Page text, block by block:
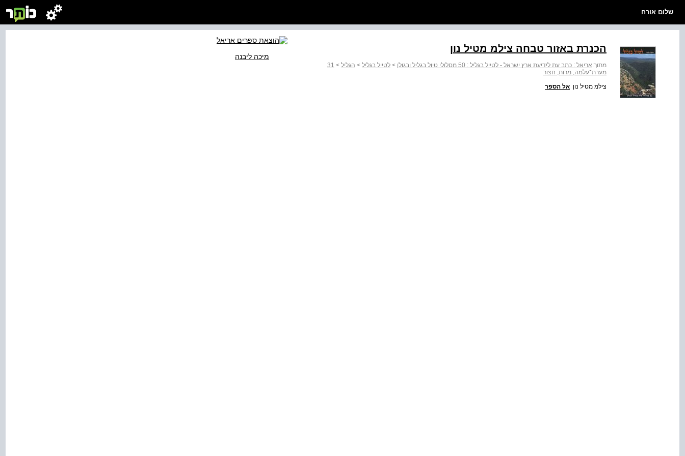
שלום אורח
הכנרת באזור טבחה צילמ מטיל נון
מתוך:אריאל : כתב עת לידיעת ארץ ישראל - לטייל בגליל : 50 מסלולי טיול בגליל ובגולן > לטייל בגליל > הגליל >
31
מערת־עלמה, מרות, חצור
צילמ מטיל נון אל הספר
מיכה ליבנה